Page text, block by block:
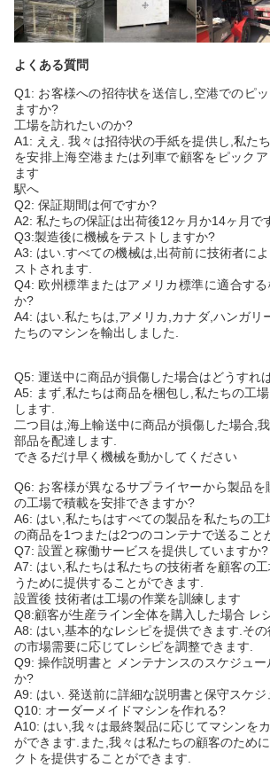
よくある質問
Q1: お客様への招待状を送信し,空港でのピ
ますか?
工場を訪れたいのか?
A1: ええ. 我々は招待状の手紙を提供し,私た
を安排上海空港または列車で顧客をピック
ます
駅へ
Q2: 保証期間は何ですか?
A2: 私たちの保証は出荷後12ヶ月か14ヶ月で
Q3:製造後に機械をテストしますか?
A3: はい.すべての機械は,出荷前に技術者に
ストされます.
Q4: 欧州標準またはアメリカ標準に適合す
か?
A4: はい.私たちは,アメリカ,カナダ,ハンガリ
たちのマシンを輸出しました.
Q5: 運送中に商品が損傷した場合はどうすれ
A5: まず,私たちは商品を梱包し,私たちの工
します.
二つ目は,海上輸送中に商品が損傷した場合,
部品を配達します.
できるだけ早く機械を動かしてください
Q6: お客様が異なるサプライヤーから製品を
の工場で積載を安排できますか?
A6: はい,私たちはすべての製品を私たちの
の商品を1つまたは2つのコンテナで送ること
Q7: 設置と稼働サービスを提供していますか?
A7: はい,私たちは私たちの技術者を顧客の
うために提供することができます.
設置後 技術者は工場の作業を訓練します
Q8:顧客が生産ライン全体を購入した場合 レ
A8: はい,基本的なレシピを提供できます.そ
の市場需要に応じてレシピを調整できます.
Q9: 操作説明書と メンテナンスのスケジュ
か?
A9: はい. 発送前に詳細な説明書と保守スケ
Q10: オーダーメイドマシンを作れる?
A10: はい,我々は最終製品に応じてマシンを
ができます.また,我々は私たちの顧客のため
クトを提供することができます.